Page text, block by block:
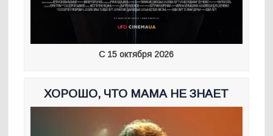
С 15 октября 2026
ХОРОШО, ЧТО МАМА НЕ ЗНАЕТ